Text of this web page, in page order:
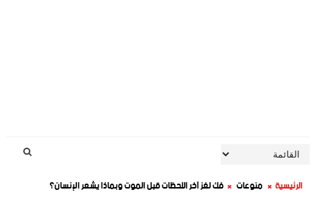
الرئيسية منوعات فك لغز آخر اللحظات قبل الموت وبماذا يشعر الإنسان؟